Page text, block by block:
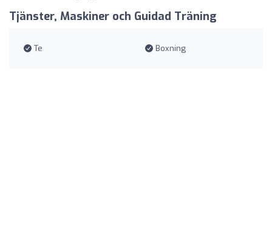
Tjänster, Maskiner och Guidad Träning
Te Boxning